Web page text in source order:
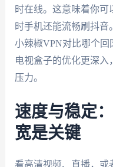
时在线。这意味着你可
时手机还能流畅刷抖
小辣椒VPN对比哪个
电视盒子的优化更深
压力。
速度与稳定
宽是关键
看高清视频、直播，或